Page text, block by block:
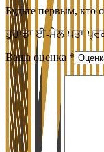
Будьте первым, кто
ਤੁਹਾਡਾ ਈ-ਮੇਲ ਪਤਾ
Ваша оценка *